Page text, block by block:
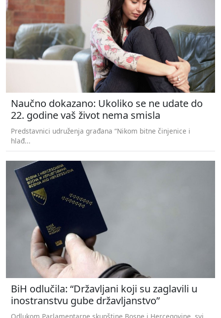
Naučno dokazano: Ukoliko se ne udate do
22. godine vaš život nema smisla
Predstavnici udruženja građana “Nikom bitne činjenice i
hlađ...
BiH odlučila: “Državljani koji su zaglavili u
inostranstvu gube državljanstvo”